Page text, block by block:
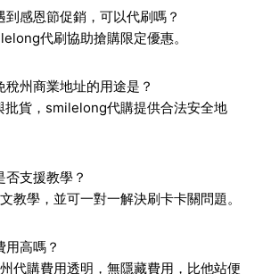
感恩節促銷，可以代刷嗎？
代刷協助搶購限定優惠。
州商業地址的用途是？
批貨，smilelong代購提供合法安全地
支援教學？
教學，並可一對一解決刷卡卡關問題。
高嗎？
代購費用透明，無隱藏費用，比他站便